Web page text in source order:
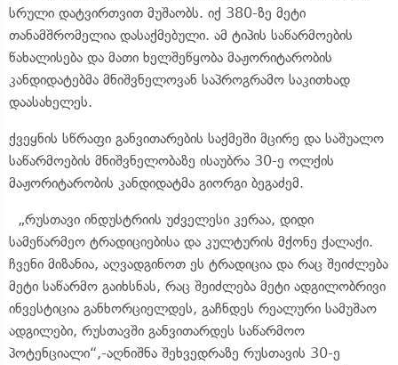
სრული დატვირთვით მუშაობს. იქ 380-ზე მეტი
თანამშრომელია დასაქმებული. ამ ტიპის საწარმოების
წახალისება და მათი ხელშეწყობა მაჟორიტარობის
კანდიდატებმა მნიშვნელოვან საპროგრამო საკითხად
დაასახელეს.
ქვეყნის სწრაფი განვითარების საქმეში მცირე და საშუალო
საწარმოების მნიშვნელობაზე ისაუბრა 30-ე ოლქის
მაჟორიტარობის კანდიდატმა გიორგი ბეგაძემ.
„რუსთავი ინდუსტრიის უძველესი კერაა, დიდი
სამეწარმეო ტრადიციებისა და კულტურის მქონე ქალაქი.
ჩვენი მიზანია, აღვადგინოთ ეს ტრადიცია და რაც შეიძლება
მეტი საწარმო გაიხსნას, რაც შეიძლება მეტი ადგილობრივი
ინვესტიცია განხორციელდეს, გაჩნდეს რეალური სამუშაო
ადგილები, რუსთავში განვითარდეს საწარმოო
პოტენციალი“,-აღნიშნა შეხვედრაზე რუსთავის 30-ე